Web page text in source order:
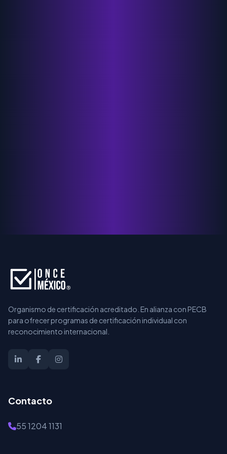
Organismo de certificación acreditado. En alianza con PECB
para ofrecer programas de certificación individual con
reconocimiento internacional.
Contacto
55 1204 1131